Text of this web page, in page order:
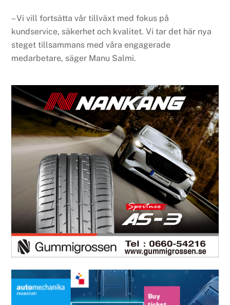
– Vi vill fortsätta vår tillväxt med fokus på
kundservice, säkerhet och kvalitet. Vi tar det här nya
steget tillsammans med våra engagerade
medarbetare, säger Manu Salmi.